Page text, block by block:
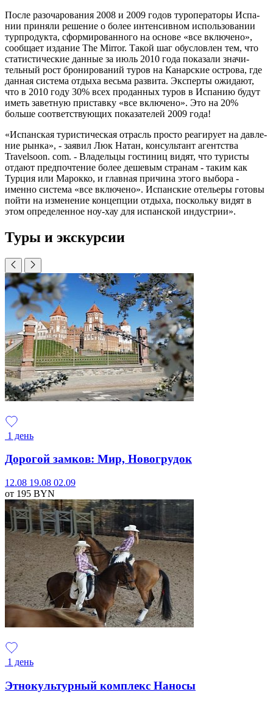
После разочарования 2008 и 2009 годов туроператоры Испа­
нии приняли решение о более ин­тенсивном использовании
турпродукта, сформированного на основе «все включено»,
сообщает изда­ние The Mirror. Такой шаг обуслов­лен тем, что
статистические данные за июль 2010 года показали значи­
тельный рост бронирований туров на Канарские острова, где
данная система отдыха весьма развита. Эксперты ожидают,
что в 2010 году 30% всех проданных туров в Ис­панию будут
иметь заветную при­ставку «все включено». Это на 20%
больше соответствующих показате­лей 2009 года!
«Испанская туристическая от­расль просто реагирует на давле­
ние рынка», - заявил Люк Натан, консультант агентства
Travelsoon. com. - Владельцы гостиниц видят, что туристы
отдают предпочтение более дешевым странам - таким как
Турция или Марокко, и главная причина этого выбора -
именно си­стема «все включено». Испанские отельеры готовы
пойти на измене­ние концепции отдыха, поскольку видят в
этом определенное ноу-хау для испанской индустрии».
Туры и экскурсии
1 день
Дорогой замков: Мир, Новогрудок
12.08 19.08 02.09
от 195 BYN
1 день
Этнокультурный комплекс Наносы